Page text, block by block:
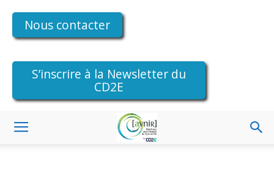
Nous contacter
S’inscrire à la Newsletter du
CD2E